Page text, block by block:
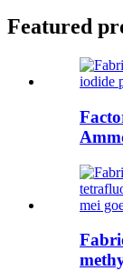
Featured